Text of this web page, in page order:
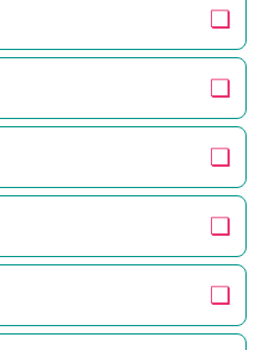
❏
❏
❏
❏
❏